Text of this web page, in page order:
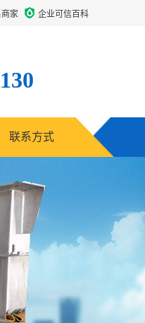
家 企业可信百科
联系方式